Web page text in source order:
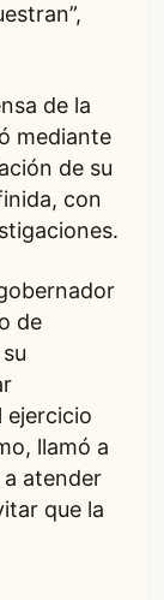
de la
mediante
de su
con
de
ejercicio
llamó a
a atender
que la